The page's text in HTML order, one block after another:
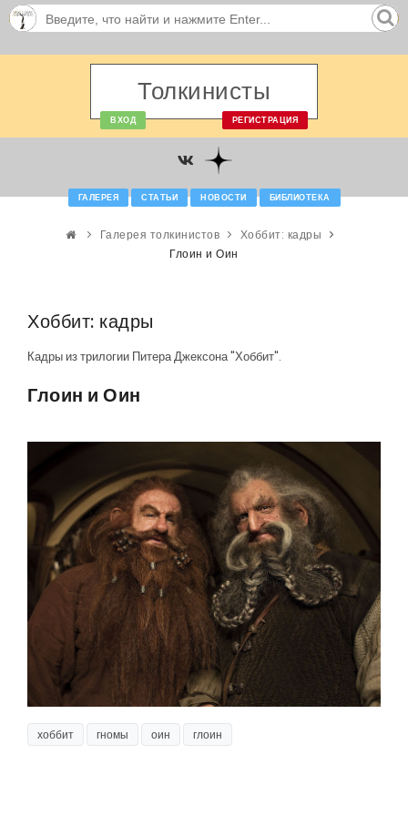
Толкинисты
ВХОД РЕГИСТРАЦИЯ
ГАЛЕРЕЯ СТАТЬИ НОВОСТИ БИБЛИОТЕКА
Галерея толкинистов
Хоббит: кадры
Глоин и Оин
Хоббит: кадры
Кадры из трилогии Питера Джексона "Хоббит".
Глоин и Оин
хоббит гномы оин глоин